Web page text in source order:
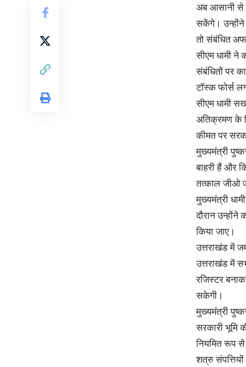
अब आसानी से
सकेंगे। उन्होंने
तो संबंधित
सीएम धामी ने
संबंधितों पर
टॉस्क फोर्स
सीएम धामी
अतिक्रमण के
कीमत पर
मुख्यमंत्री
बाहरी हैं और
तत्काल जीओ
मुख्यमंत्री
दौरान उन्होंने
किया जाए।
उत्तराखंड में
उत्तराखंड में
रजिस्टर
सकेगी।
मुख्यमंत्री
सरकारी भूमि
नियमित रूप से
शत्रु संपत्तियों